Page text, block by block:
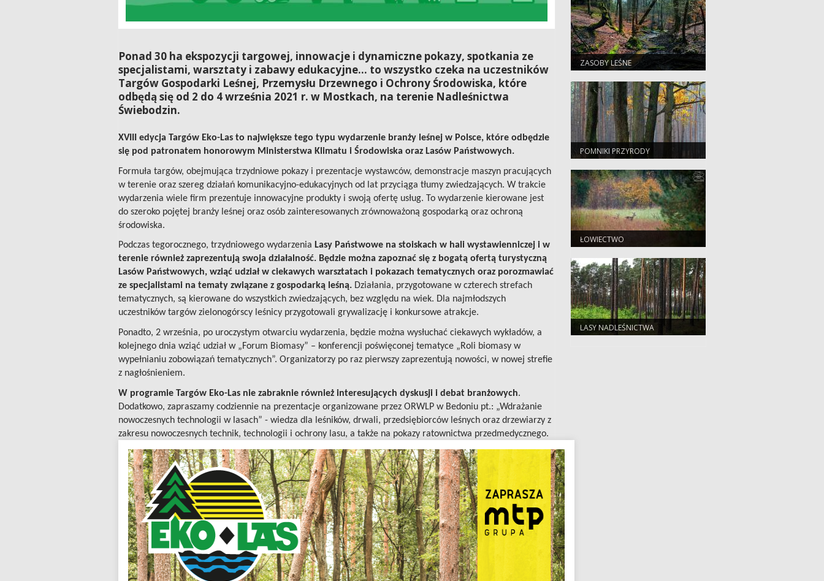
Ponad 30 ha ekspozycji targowej, innowacje i dynamiczne pokazy, spotkania ze
specjalistami, warsztaty i zabawy edukacyjne… to wszystko czeka na uczestników
Targów Gospodarki Leśnej, Przemysłu Drzewnego i Ochrony Środowiska, które
odbędą się od 2 do 4 września 2021 r. w Mostkach, na terenie Nadleśnictwa
Świebodzin.
XVIII edycja Targów Eko-Las to największe tego typu wydarzenie branży leśnej w Polsce, które odbędzie
się pod patronatem honorowym Ministerstwa Klimatu i Środowiska oraz Lasów Państwowych.
Formuła targów, obejmująca trzydniowe pokazy i prezentacje wystawców, demonstracje maszyn pracujących
w terenie oraz szereg działań komunikacyjno-edukacyjnych od lat przyciąga tłumy zwiedzających. W trakcie
wydarzenia wiele firm prezentuje innowacyjne produkty i swoją ofertę usług. To wydarzenie kierowane jest
do szeroko pojętej branży leśnej oraz osób zainteresowanych zrównoważoną gospodarką oraz ochroną
środowiska.
Podczas tegorocznego, trzydniowego wydarzenia Lasy Państwowe na stoiskach w hali wystawienniczej i w
terenie również zaprezentują swoja działalność. Będzie można zapoznać się z bogatą ofertą turystyczną
Lasów Państwowych, wziąć udział w ciekawych warsztatach i pokazach tematycznych oraz porozmawiać
ze specjalistami na tematy związane z gospodarką leśną. Działania, przygotowane w czterech strefach
tematycznych, są kierowane do wszystkich zwiedzających, bez względu na wiek. Dla najmłodszych
uczestników targów zielonogórscy leśnicy przygotowali grywalizację i konkursowe atrakcje.
Ponadto, 2 września, po uroczystym otwarciu wydarzenia, będzie można wysłuchać ciekawych wykładów, a
kolejnego dnia wziąć udział w „Forum Biomasy” – konferencji poświęconej tematyce „Roli biomasy w
wypełnianiu zobowiązań tematycznych”. Organizatorzy po raz pierwszy zaprezentują nowości, w nowej strefie
z nagłośnieniem.
W programie Targów Eko-Las nie zabraknie również interesujących dyskusji i debat branżowych.
Dodatkowo, zapraszamy codziennie na prezentacje organizowane przez ORWLP w Bedoniu pt.: „Wdrażanie
nowoczesnych technologii w lasach” - wiedza dla leśników, drwali, przedsiębiorców leśnych oraz drzewiarzy z
zakresu nowoczesnych technik, technologii i ochrony lasu, a także na pokazy ratownictwa przedmedycznego.
ZASOBY LEŚNE
POMNIKI PRZYRODY
ŁOWIECTWO
LASY NADLEŚNICTWA